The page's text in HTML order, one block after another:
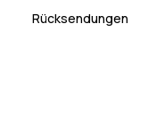
Rücksendungen